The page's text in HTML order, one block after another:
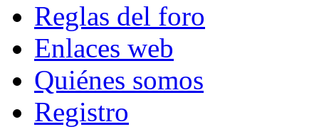
Reglas del foro
Enlaces web
Quiénes somos
Registro